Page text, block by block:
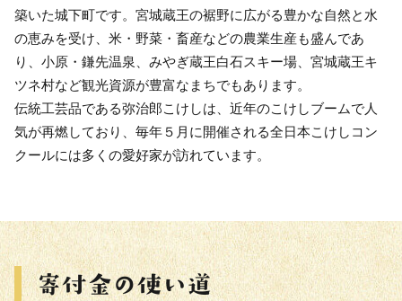
築いた城下町です。宮城蔵王の裾野に広がる豊かな自然と水
の恵みを受け、米・野菜・畜産などの農業生産も盛んであ
り、小原・鎌先温泉、みやぎ蔵王白石スキー場、宮城蔵王キ
ツネ村など観光資源が豊富なまちでもあります。
伝統工芸品である弥治郎こけしは、近年のこけしブームで人
気が再燃しており、毎年５月に開催される全日本こけしコン
クールには多くの愛好家が訪れています。